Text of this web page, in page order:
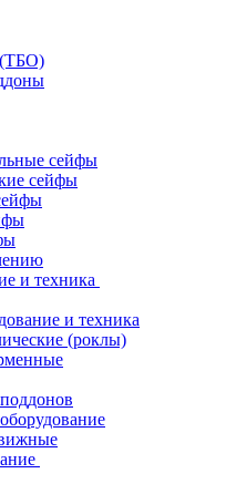
(ТБО)
сейфы
сейфы
и техника
и техника
(роклы)